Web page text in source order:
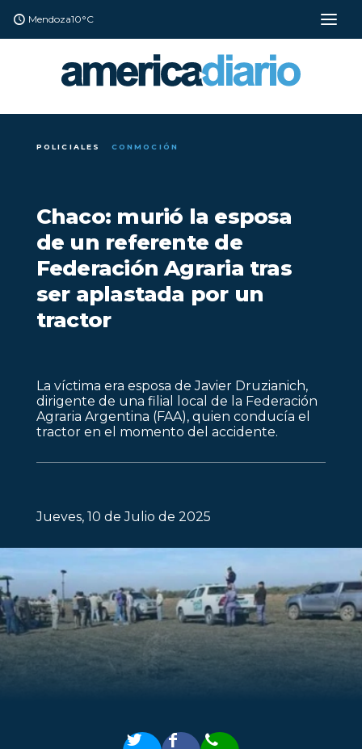
Mendoza10°C
POLICIALES CONMOCIÓN
Chaco: murió la esposa
de un referente de
Federación Agraria tras
ser aplastada por un
tractor
La víctima era esposa de Javier Druzianich,
dirigente de una filial local de la Federación
Agraria Argentina (FAA), quien conducía el
tractor en el momento del accidente.
Jueves, 10 de Julio de 2025